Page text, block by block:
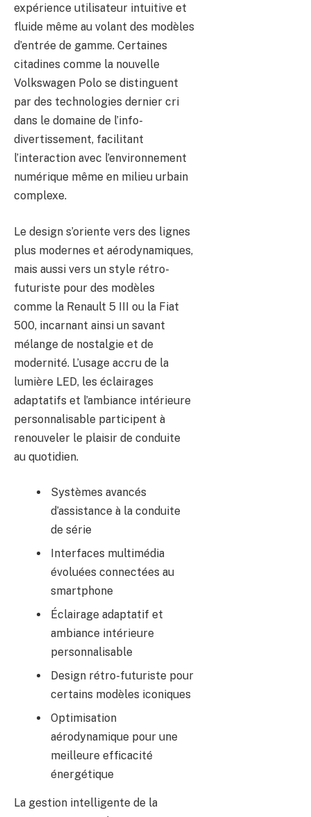
expérience utilisateur intuitive et
fluide même au volant des modèles
d’entrée de gamme. Certaines
citadines comme la nouvelle
Volkswagen Polo se distinguent
par des technologies dernier cri
dans le domaine de l’info-
divertissement, facilitant
l’interaction avec l’environnement
numérique même en milieu urbain
complexe.
Le design s’oriente vers des lignes
plus modernes et aérodynamiques,
mais aussi vers un style rétro-
futuriste pour des modèles
comme la Renault 5 III ou la Fiat
500, incarnant ainsi un savant
mélange de nostalgie et de
modernité. L’usage accru de la
lumière LED, les éclairages
adaptatifs et l’ambiance intérieure
personnalisable participent à
renouveler le plaisir de conduite
au quotidien.
Systèmes avancés
d’assistance à la conduite
de série
Interfaces multimédia
évoluées connectées au
smartphone
Éclairage adaptatif et
ambiance intérieure
personnalisable
Design rétro-futuriste pour
certains modèles iconiques
Optimisation
aérodynamique pour une
meilleure efficacité
énergétique
La gestion intelligente de la